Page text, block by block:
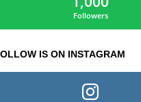
Followers
IS ON INSTAGRAM